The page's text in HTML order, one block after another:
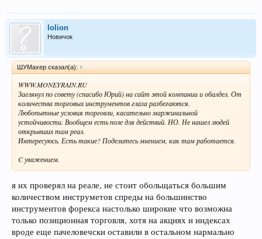
lolion
Новичок
ШУМахер сказал(а): ↑
WWW.MONEYRAIN.RU
Заглянул по совету (спасибо Юрий) на сайт этой компании и обалдел. От
количества торговых инструментов глаза разбегаются.
Любопытные условия торговли, касательно маржинальной
устойчивости. Вообщем есть поле для действий. НО. Не нашел людей
открывших там реал.
Интересуюсь. Есть такие? Поделитесь мнением, как там работается.
C уважением.
я их проверял на реале, не стоит обольщаться большим
количеством инструметов спреды на большинство
инструментов форекса настолько широкие что возможна
только позиционная торговля, хотя на акциях и индексах
вроде еще пачеловечски оставили в остальном нармально